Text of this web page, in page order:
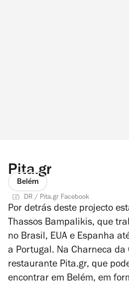
Pita.gr
Belém
DR / Pita.gr Facebook
Por detrás deste projecto
Thassos Bampalikis, que
no Brasil, EUA e Espanha
a Portugal. Na Charneca
restaurante Pita.gr, que
encontrar em Belém, em